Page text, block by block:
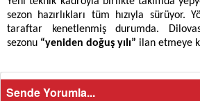
sezon hazırlıkları tüm hızıyla sürüyor.
taraftar kenetlenmiş durumda.
sezonu “yeniden doğuş yılı” ilan etmeye
Sende Yorumla...